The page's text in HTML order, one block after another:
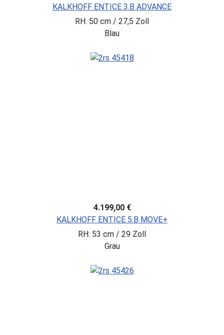
KALKHOFF ENTICE 3.B ADVANCE
RH: 50 cm / 27,5 Zoll
Blau
4.199,00 €
KALKHOFF ENTICE 5.B MOVE+
RH: 53 cm / 29 Zoll
Grau